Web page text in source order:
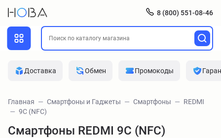
8 (800) 551-08-46
Доставка Обмен Промокоды
Главная Смартфоны и Гаджеты Смартфоны
REDMI
9C (NFC)
Смартфоны REDMI 9C (NFC)